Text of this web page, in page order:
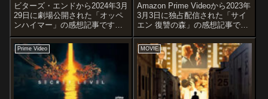
ビターズ・エンドから2024年3月
29日に劇場公開された「オッペ
ンハイマー」の感想記事です。
カイ・バードとマーティン・J・
シャーウィンによるピューリッ
ツァー賞受賞作である伝記『オ
ッペンハイマー 「原爆の父」と
呼ばれた男の栄光と悲劇』を原
Amazon Prime Videoから2023年
3月3日に独占配信された「サイ
エン 復讐の森」の感想記事で
す。オススメ度あらすじ＆予告
編チリ南部の森で、マプチェ族
の若い女性サイエンは祖母を殺
した傭兵たちに復讐するために
戦いを決意する。戦士...
Prime Video MOVIE